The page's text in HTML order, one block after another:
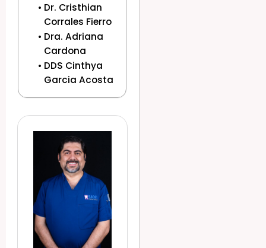
Dr. Cristhian
Corrales Fierro
Dra. Adriana
Cardona
DDS Cinthya
Garcia Acosta